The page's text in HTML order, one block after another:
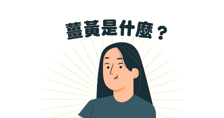
客服資訊
門市據點 常見問題 聯絡德風
關於我們
關於德風 人力招募